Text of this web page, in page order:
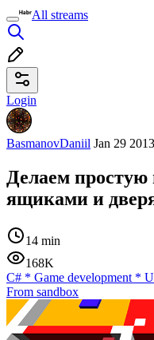
All streams
Login
BasmanovDaniil Jan 29
Делаем простую
ящиками и
14 min
168K
C# * Game development *
From sandbox